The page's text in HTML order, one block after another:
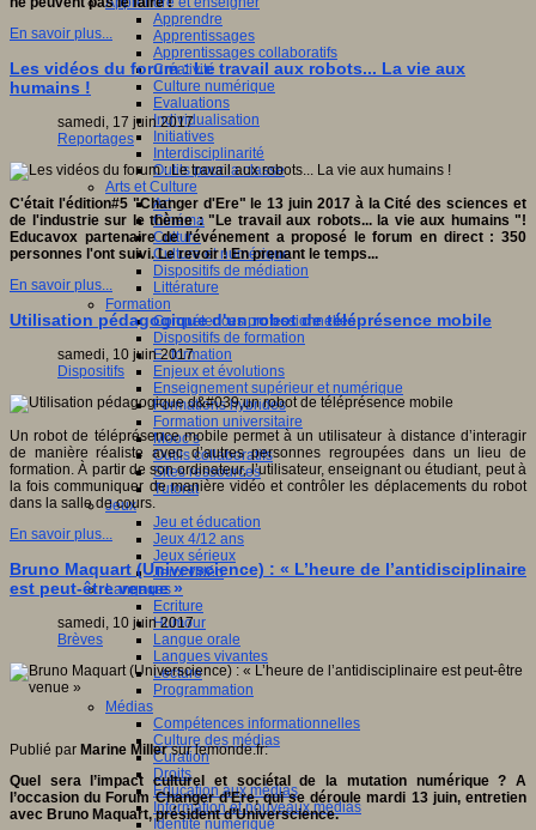
Apprendre
Apprentissages
Apprentissages collaboratifs
Créativité
Culture numérique
Evaluations
Individualisation
Initiatives
Interdisciplinarité
Outils pour la classe
Arts et Culture
Art
Cinéma
Culture
Culture et numérique
Dispositifs de médiation
Littérature
Formation
Compétences professionnelles
Dispositifs de formation
E- formation
Enjeux et évolutions
Enseignement supérieur et numérique
Formations hybrides
Formation universitaire
Mooc’s
Outils collaboratifs
Sites ressources
Tutorat
Jeux
Jeu et éducation
Jeux 4/12 ans
Jeux sérieux
Jeux vidéo
Langages
Ecriture
Humour
Langue orale
Langues vivantes
Lecture
Programmation
Médias
Compétences informationnelles
Culture des médias
Curation
Droits
Education aux médias
Information et nouveaux médias
Identité numérique
En savoir plus...
Les vidéos du forum : Le travail aux robots... La vie aux
humains !
samedi, 17 juin 2017
Reportages
C'était l'édition#5 "Changer d'Ere" le 13 juin 2017 à la Cité des sciences et
de l'industrie sur le thème : "Le travail aux robots... la vie aux humains "!
Educavox partenaire de l'événement a proposé le forum en direct : 350
personnes l'ont suivi. Le revoir ! En prenant le temps...
En savoir plus...
Utilisation pédagogique d'un robot de téléprésence mobile
samedi, 10 juin 2017
Dispositifs
Un robot de téléprésence mobile permet à un utilisateur à distance d’interagir
de manière réaliste avec d’autres personnes regroupées dans un lieu de
formation. À partir de son ordinateur, l’utilisateur, enseignant ou étudiant, peut à
la fois communiquer de manière vidéo et contrôler les déplacements du robot
dans la salle de cours.
En savoir plus...
Bruno Maquart (Universcience) : « L’heure de l’antidisciplinaire
est peut-être venue »
samedi, 10 juin 2017
Brèves
Publié par Marine Millersur lemonde.fr:
Quel sera l’impact culturel et sociétal de la mutation numérique ? A
l’occasion du Forum Changer d’Ere, qui se déroule mardi 13 juin, entretien
avec Bruno Maquart, président d’Universcience.